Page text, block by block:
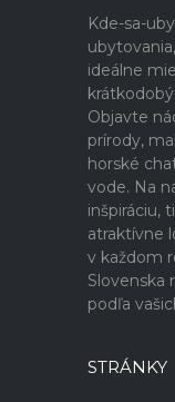
Kde-sa-
ideálne
Objavte
prírody,
horské
vode. Na
inšpiráciu,
atraktívne
v každom
Slovenska
podľa
STRÁNKY